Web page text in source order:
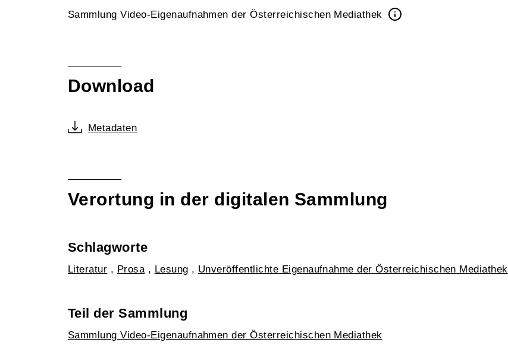
Sammlung Video-Eigenaufnahmen der Österreichischen Mediathek
Download
Metadaten
Verortung in der digitalen Sammlung
Schlagworte
Literatur , Prosa, Lesung , Unveröffentlichte Eigenaufnahme der Österreichischen Mediathek
Teil der Sammlung
Sammlung Video-Eigenaufnahmen der Österreichischen Mediathek